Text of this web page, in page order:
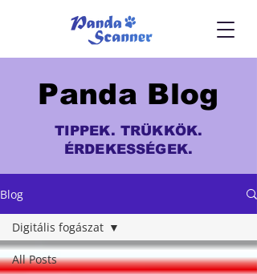
Panda Blog
TIPPEK. TRÜKKÖK.
ÉRDEKESSÉGEK.
Blog
All Posts
Digitális fogászat